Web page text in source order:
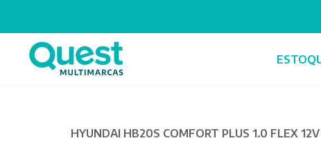
HYUNDAI HB20S COMFORT PLUS 1.0 FLEX